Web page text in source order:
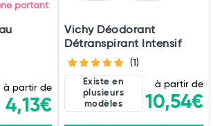
portant
à partir de
4,13€
Vichy Déodorant
Détranspirant Intensif
(1)
Existe en
plusieurs
modèles
à partir de
10,54€